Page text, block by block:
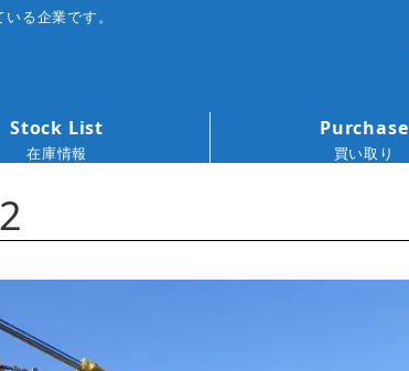
る企業です。
Stock List
在庫情報
Purchase
買い取り